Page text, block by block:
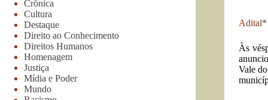
Adital*
Às
Vale
Crônica
Cultura
Destaque
Direito ao Conhecimento
Direitos Humanos
Homenagem
Justiça
Mídia e Poder
Mundo